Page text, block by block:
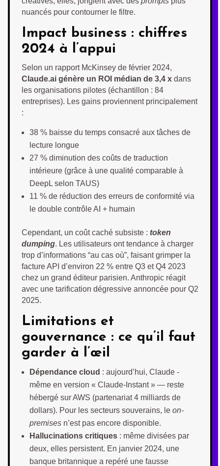
nuancés pour contourner le filtre.
Impact business : chiffres
2024 à l’appui
Selon un rapport McKinsey de février 2024,
Claude.ai génère un ROI médian de 3,4 x dans
les organisations pilotes (échantillon : 84
entreprises). Les gains proviennent principalement
:
38 % baisse du temps consacré aux tâches de
lecture longue
27 % diminution des coûts de traduction
intérieure (grâce à une qualité comparable à
DeepL selon TAUS)
11 % de réduction des erreurs de conformité via
le double contrôle AI + humain
Cependant, un coût caché subsiste : token
dumping. Les utilisateurs ont tendance à charger
trop d’informations “au cas où”, faisant grimper la
facture API d’environ 22 % entre Q3 et Q4 2023
chez un grand éditeur parisien. Anthropic réagit
avec une tarification dégressive annoncée pour Q2
2025.
Limitations et
gouvernance : ce qu’il faut
garder à l’œil
Dépendance cloud : aujourd’hui, Claude ‑
même en version « Claude-Instant » — reste
hébergé sur AWS (partenariat 4 milliards de
dollars). Pour les secteurs souverains, le on-
premises n’est pas encore disponible.
Hallucinations critiques : même divisées par
deux, elles persistent. En janvier 2024, une
banque britannique a repéré une fausse